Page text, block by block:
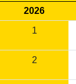
2026
1
2